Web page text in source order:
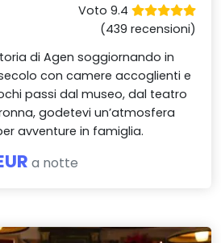
Voto 9.4
(439 recensioni)
di Agen soggiornando in
con camere accoglienti e
passi dal museo, dal teatro
godetevi un’atmosfera
avventure in famiglia.
a notte